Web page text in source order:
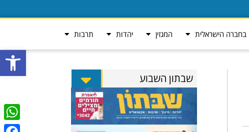
פתח
בחברה הישראלית המגזין יהדות תרבות
שבתון השבוע